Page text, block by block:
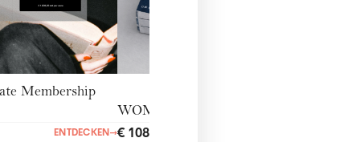
Membership
ENTDECKEN→
WOMANabo
€ 108,00